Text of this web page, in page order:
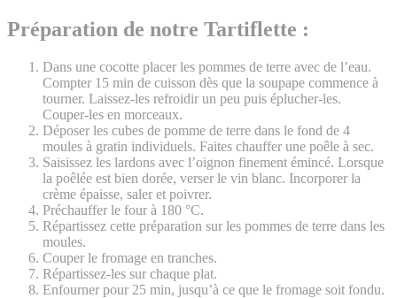
Préparation de notre Tartiflette :
Dans une cocotte placer les pommes de terre avec de l’eau.
Compter 15 min de cuisson dès que la soupape commence à
tourner. Laissez-les refroidir un peu puis éplucher-les.
Couper-les en morceaux.
Déposer les cubes de pomme de terre dans le fond de 4
moules à gratin individuels. Faites chauffer une poêle à sec.
Saisissez les lardons avec l’oignon finement émincé. Lorsque
la poêlée est bien dorée, verser le vin blanc. Incorporer la
crème épaisse, saler et poivrer.
Préchauffer le four à 180 °C.
Répartissez cette préparation sur les pommes de terre dans les
moules.
Couper le fromage en tranches.
Répartissez-les sur chaque plat.
Enfourner pour 25 min, jusqu’à ce que le fromage soit fondu.